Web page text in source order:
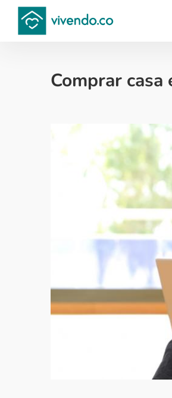
Comprar casa
Colombianos en el exterior -